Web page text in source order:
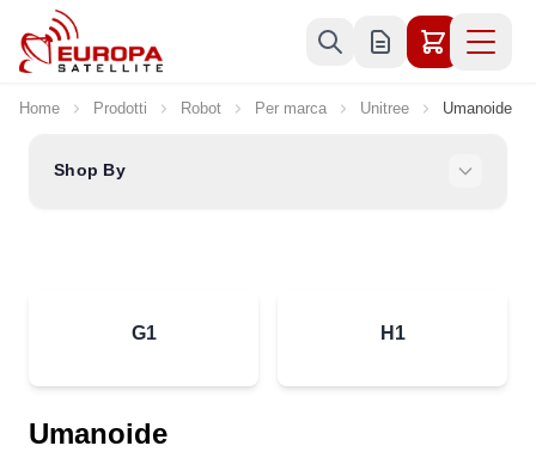
Skip to Content
Home Prodotti Robot Per marca Unitree Umanoide
Shop By
G1 H1
Umanoide